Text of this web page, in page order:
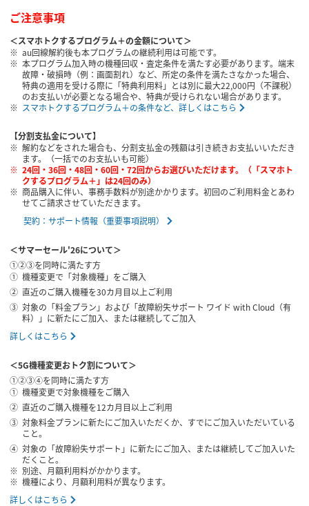
ご注意事項
＜スマホトクするプログラム＋の金額について＞
au回線解約後も本プログラムの継続利用は可能です。
本プログラム加入時の機種回収・査定条件を満たす必要があります。端末
故障・破損時（例：画面割れ）など、所定の条件を満たさなかった場合、
特典の適用を受ける際に「特典利用料」とは別に最大22,000円（不課税）
のお支払いが必要となる場合や、特典が受けられない場合があります。
スマホトクするプログラム＋の条件など、詳しくはこちら
【分割支払金について】
解約などをされた場合も、分割支払金の残額は引き続きお支払いいただき
ます。（一括でのお支払いも可能）
24回・36回・48回・60回・72回からお選びいただけます。（「スマホト
クするプログラム＋」は24回のみ）
商品購入に伴い、事務手数料が別途かかります。初回のご利用料金とあわ
せてご請求させていただきます。
契約：サポート情報（重要事項説明）
＜サマーセール'26について＞
①②③を同時に満たす方
機種変更で「対象機種」をご購入
直近のご購入機種を30カ月目以上ご利用
対象の「料金プラン」および「故障紛失サポート ワイド with Cloud（有
料）」に新たにご加入、または継続してご加入
詳しくはこちら
＜5G機種変更おトク割について＞
①②③④を同時に満たす方
機種変更で対象機種をご購入
直近のご購入機種を12カ月目以上ご利用
対象料金プランに新たにご加入いただくか、すでにご加入いただいている
こと。
対象の「故障紛失サポート」に新たにご加入、または継続してご加入いた
だくこと。
別途、月額利用料がかかります。
機種により、月額利用料が異なります。
詳しくはこちら